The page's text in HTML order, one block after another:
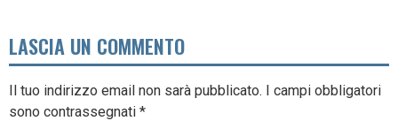
LASCIA UN COMMENTO
Il tuo indirizzo email non sarà pubblicato. I campi obbligatori
sono contrassegnati *